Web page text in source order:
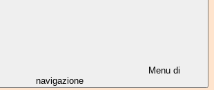
Menu di
navigazione